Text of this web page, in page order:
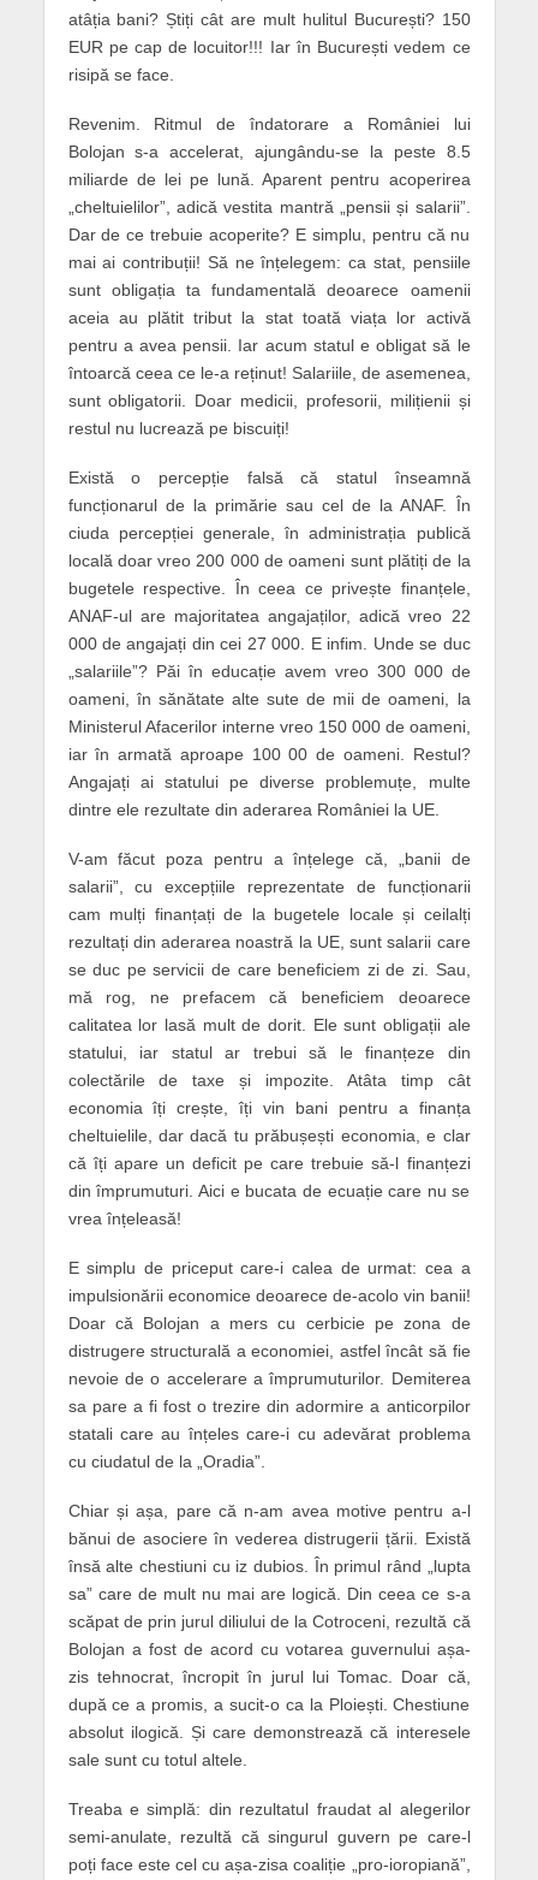
atâția bani? Știți cât are mult hulitul București? 150
EUR pe cap de locuitor!!! Iar în București vedem ce
risipă se face.
Revenim. Ritmul de îndatorare a României lui
Bolojan s-a accelerat, ajungându-se la peste 8.5
miliarde de lei pe lună. Aparent pentru acoperirea
„cheltuielilor”, adică vestita mantră „pensii și salarii”.
Dar de ce trebuie acoperite? E simplu, pentru că nu
mai ai contribuții! Să ne înțelegem: ca stat, pensiile
sunt obligația ta fundamentală deoarece oamenii
aceia au plătit tribut la stat toată viața lor activă
pentru a avea pensii. Iar acum statul e obligat să le
întoarcă ceea ce le-a reținut! Salariile, de asemenea,
sunt obligatorii. Doar medicii, profesorii, milițienii și
restul nu lucrează pe biscuiți!
Există o percepție falsă că statul înseamnă
funcționarul de la primărie sau cel de la ANAF. În
ciuda percepției generale, în administrația publică
locală doar vreo 200 000 de oameni sunt plătiți de la
bugetele respective. În ceea ce privește finanțele,
ANAF-ul are majoritatea angajaților, adică vreo 22
000 de angajați din cei 27 000. E infim. Unde se duc
„salariile”? Păi în educație avem vreo 300 000 de
oameni, în sănătate alte sute de mii de oameni, la
Ministerul Afacerilor interne vreo 150 000 de oameni,
iar în armată aproape 100 00 de oameni. Restul?
Angajați ai statului pe diverse problemuțe, multe
dintre ele rezultate din aderarea României la UE.
V-am făcut poza pentru a înțelege că, „banii de
salarii”, cu excepțiile reprezentate de funcționarii
cam mulți finanțați de la bugetele locale și ceilalți
rezultați din aderarea noastră la UE, sunt salarii care
se duc pe servicii de care beneficiem zi de zi. Sau,
mă rog, ne prefacem că beneficiem deoarece
calitatea lor lasă mult de dorit. Ele sunt obligații ale
statului, iar statul ar trebui să le finanțeze din
colectările de taxe și impozite. Atâta timp cât
economia îți crește, îți vin bani pentru a finanța
cheltuielile, dar dacă tu prăbușești economia, e clar
că îți apare un deficit pe care trebuie să-l finanțezi
din împrumuturi. Aici e bucata de ecuație care nu se
vrea înțeleasă!
E simplu de priceput care-i calea de urmat: cea a
impulsionării economice deoarece de-acolo vin banii!
Doar că Bolojan a mers cu cerbicie pe zona de
distrugere structurală a economiei, astfel încât să fie
nevoie de o accelerare a împrumuturilor. Demiterea
sa pare a fi fost o trezire din adormire a anticorpilor
statali care au înțeles care-i cu adevărat problema
cu ciudatul de la „Oradia”.
Chiar și așa, pare că n-am avea motive pentru a-l
bănui de asociere în vederea distrugerii țării. Există
însă alte chestiuni cu iz dubios. În primul rând „lupta
sa” care de mult nu mai are logică. Din ceea ce s-a
scăpat de prin jurul diliului de la Cotroceni, rezultă că
Bolojan a fost de acord cu votarea guvernului așa-
zis tehnocrat, încropit în jurul lui Tomac. Doar că,
după ce a promis, a sucit-o ca la Ploiești. Chestiune
absolut ilogică. Și care demonstrează că interesele
sale sunt cu totul altele.
Treaba e simplă: din rezultatul fraudat al alegerilor
semi-anulate, rezultă că singurul guvern pe care-l
poți face este cel cu așa-zisa coaliție „pro-ioropiană”,